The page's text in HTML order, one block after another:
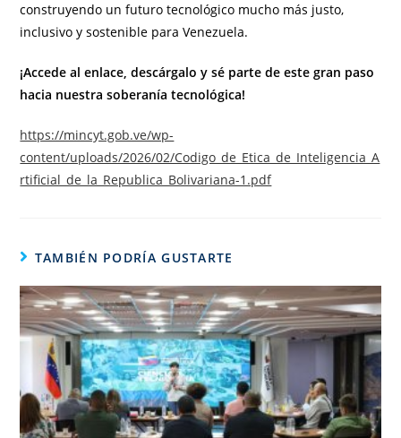
construyendo un futuro tecnológico mucho más justo,
inclusivo y sostenible para Venezuela.
¡Accede al enlace, descárgalo y sé parte de este gran paso
hacia nuestra soberanía tecnológica!
https://mincyt.gob.ve/wp-
content/uploads/2026/02/Codigo_de_Etica_de_Inteligencia_A
rtificial_de_la_Republica_Bolivariana-1.pdf
TAMBIÉN PODRÍA GUSTARTE